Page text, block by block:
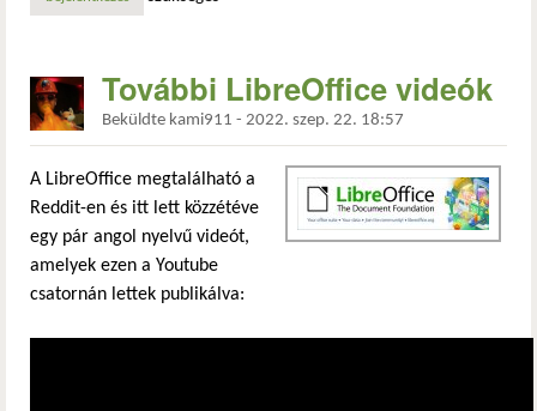
További LibreOffice videók
Beküldte kami911 - 2022. szep. 22. 18:57
A LibreOffice megtalálható a
Reddit-en és itt lett közzétéve
egy pár angol nyelvű videót,
amelyek ezen a Youtube
csatornán lettek publikálva: